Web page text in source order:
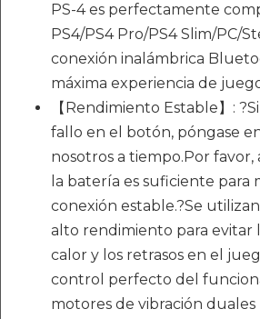
PS-4 es perfectamente
PS4/PS4 Pro/PS4 Slim/PC/
conexión inalámbrica
máxima experiencia de
【Rendimiento Estable】:
fallo en el botón, póngase
nosotros a tiempo.Por
la batería es suficiente para
conexión estable.?Se
alto rendimiento para evitar
calor y los retrasos en el
control perfecto del
motores de vibración